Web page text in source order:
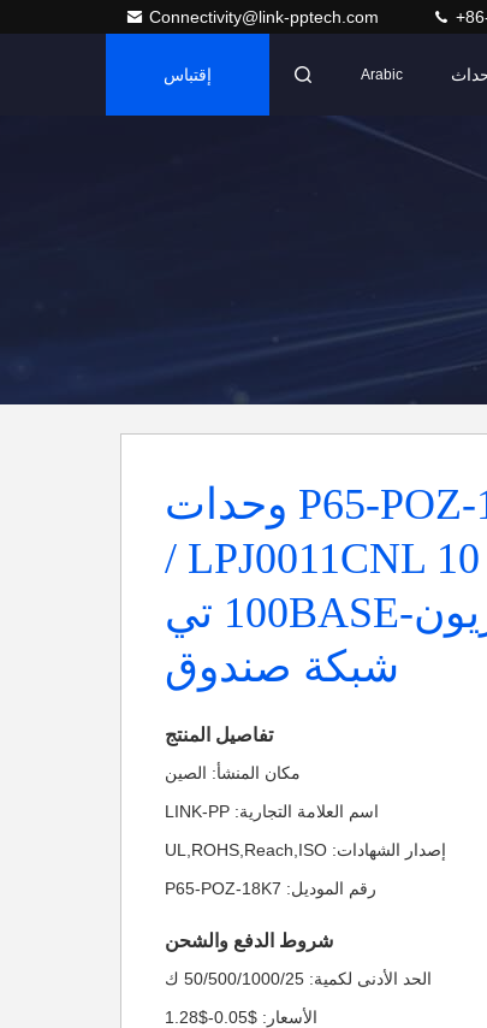
Connectivity@link-pptech.com
Arabic إقتباس
P65-POZ-18K7 RJ45 وحدات
جاك LPJ0011CNL 10 /
مجموعة تلفزيون-100BASE تي
شبكة صندوق
تفاصيل المنتج
مكان المنشأ: الصين
اسم العلامة التجارية: LINK-PP
إصدار الشهادات: UL,ROHS,Reach,ISO
رقم الموديل: P65-POZ-18K7
شروط الدفع والشحن
الحد الأدنى لكمية: 50/500/1000/25 ك
الأسعار: $0.05-$1.28